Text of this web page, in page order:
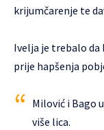
krijumčarenje te
Ivelja je trebalo da
prije hapšenja
Milović i Bago
više lica.